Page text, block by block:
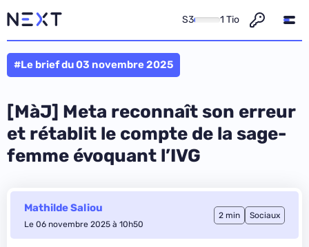
S3 1 Tio
#Le brief du 03 novembre 2025
[MàJ] Meta reconnaît son erreur
et rétablit le compte de la sage-
femme évoquant l’IVG
Mathilde Saliou
Le 06 novembre 2025 à 10h50
2 min Sociaux